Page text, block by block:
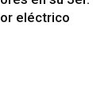
eléctrico